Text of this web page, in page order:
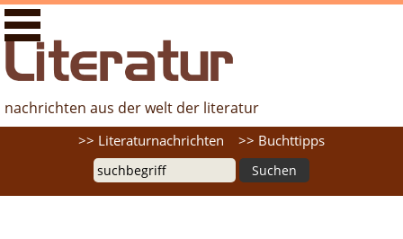
literaturfernsehen.de - Nachrichten aus der Welt der
Literatur
nachrichten aus der welt der literatur
>> Literaturnachrichten >> Buchttipps